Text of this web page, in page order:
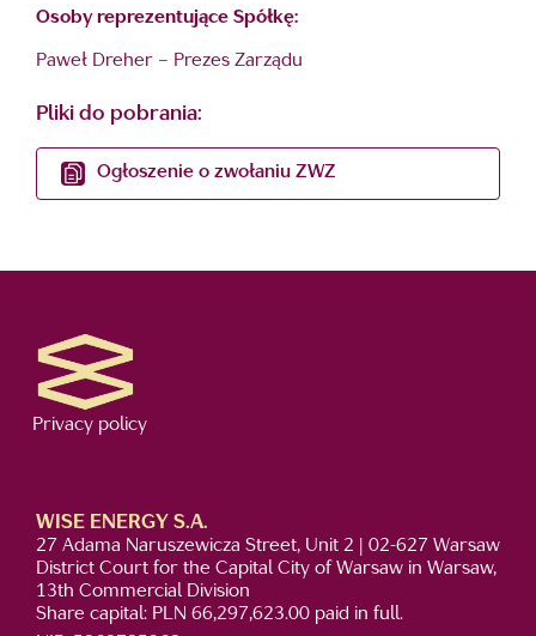
Osoby reprezentujące Spółkę:
Paweł Dreher – Prezes Zarządu
Pliki do pobrania:
Ogłoszenie o zwołaniu ZWZ
Privacy policy
WISE ENERGY S.A.
27 Adama Naruszewicza Street, Unit 2 | 02-627 Warsaw
District Court for the Capital City of Warsaw in Warsaw,
13th Commercial Division
Share capital: PLN 66,297,623.00 paid in full.